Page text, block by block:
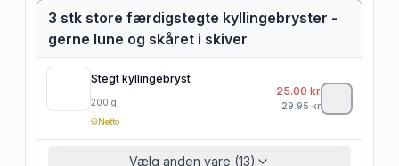
3 stk store færdigstegte kyllingebryster -
gerne lune og skåret i skiver
Stegt kyllingebryst
200 g
Netto
25.00 kr
29.95kr
Vælg anden vare (13)